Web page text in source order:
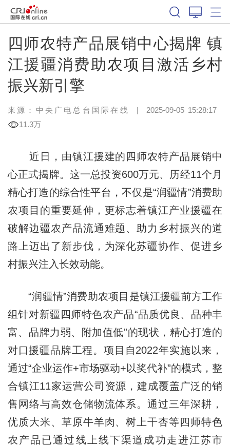
四师农特产品展销中心揭牌 镇
江援疆消费助农项目激活乡村
振兴新引擎
来源：中央广电总台国际在线 | 2025-09-05 15:28:17
11.3万
近日，由镇江援建的四师农特产品展销中
心正式揭牌。这一总投资600万元、历经11个月
精心打造的综合性平台，不仅是“润疆情”消费助
农项目的重要延伸，更标志着镇江产业援疆在
破解边疆农产品流通难题、助力乡村振兴的道
路上迈出了新步伐，为深化苏疆协作、促进乡
村振兴注入长效动能。
“润疆情”消费助农项目是镇江援疆前方工作
组针对新疆四师特色农产品“品质优良、品种丰
富、品牌力弱、附加值低”的现状，精心打造的
对口援疆品牌工程。项目自2022年实施以来，
通过“企业运作+市场驱动+以奖代补”的模式，整
合镇江11家运营公司资源，建成覆盖广泛的销
售网络与高效仓储物流体系。通过三年深耕，
优质大米、草原牛羊肉、树上干杏等四师特色
农产品已通过线上线下渠道成功走进江苏市